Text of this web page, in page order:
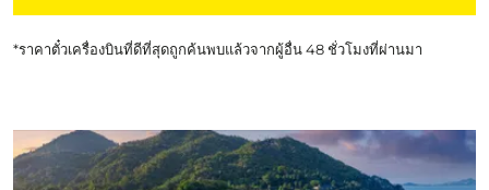
*ราคาตั๋วเครื่องบินที่ดีที่สุดถูกค้นพบแล้วจากผู้อื่น 48 ชั่วโมงที่ผ่านมา